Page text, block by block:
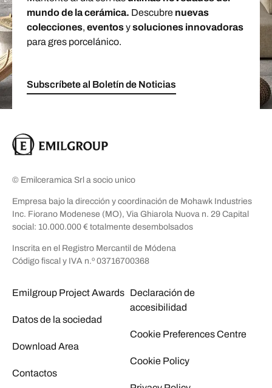
mundo de la cerámica. Descubre nuevas
colecciones, eventosysoluciones innovadoras
para gres porcelánico.
Subscríbete al Boletín de Noticias
© Emilceramica Srl a socio unico
Empresa bajo la dirección y coordinación de Mohawk Industries
Inc. Fiorano Modenese (MO), Via Ghiarola Nuova n. 29 Capital
social: 10.000.000 € totalmente desembolsados
Inscrita en el Registro Mercantil de Módena
Código fiscal y IVA n.º 03716700368
Emilgroup Project Awards
Datos de la sociedad
Download Area
Contactos
Declaración de
accesibilidad
Cookie Preferences Centre
Cookie Policy